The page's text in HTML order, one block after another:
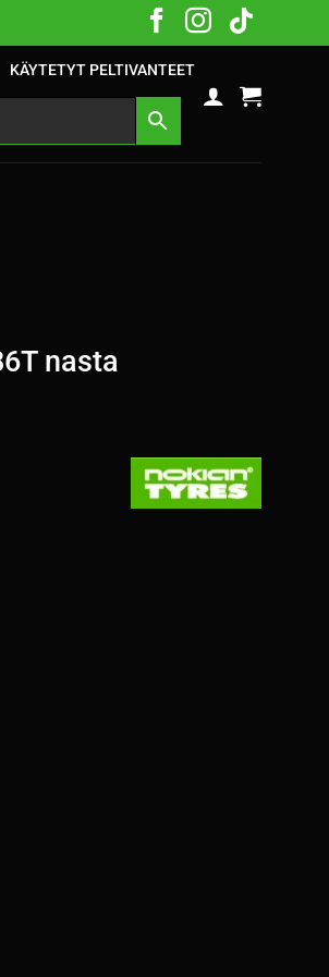
KÄYTETYT PELTIVANTEET
nasta